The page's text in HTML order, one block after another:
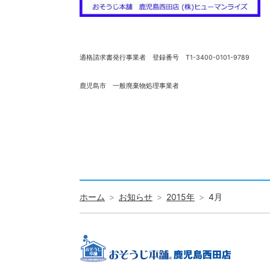
適格請求書発行事業者 登録番号 T1-3400-0101-9789
鹿児島市 一般廃棄物処理事業者
ホーム お知らせ 2015年 4月